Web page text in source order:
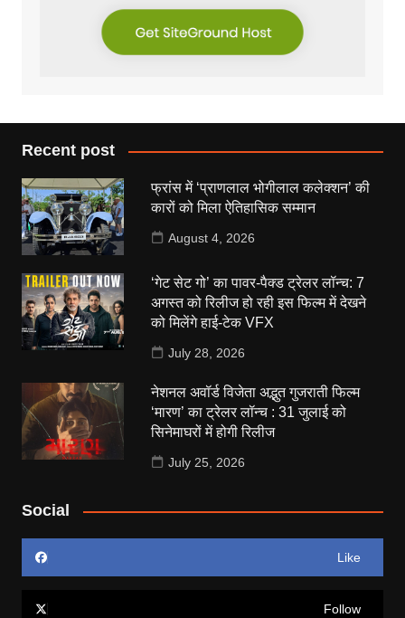
Recent post
फ्रांस में ‘प्राणलाल भोगीलाल कलेक्शन’ की
कारों को मिला ऐतिहासिक सम्मान
August 4, 2026
‘गेट सेट गो’ का पावर-पैक्ड ट्रेलर लॉन्च: 7
अगस्त को रिलीज हो रही इस फिल्म में देखने
को मिलेंगे हाई-टेक VFX
July 28, 2026
नेशनल अवॉर्ड विजेता अद्भुत गुजराती फिल्म
‘मारण’ का ट्रेलर लॉन्च : 31 जुलाई को
सिनेमाघरों में होगी रिलीज
July 25, 2026
Social
Like
Follow